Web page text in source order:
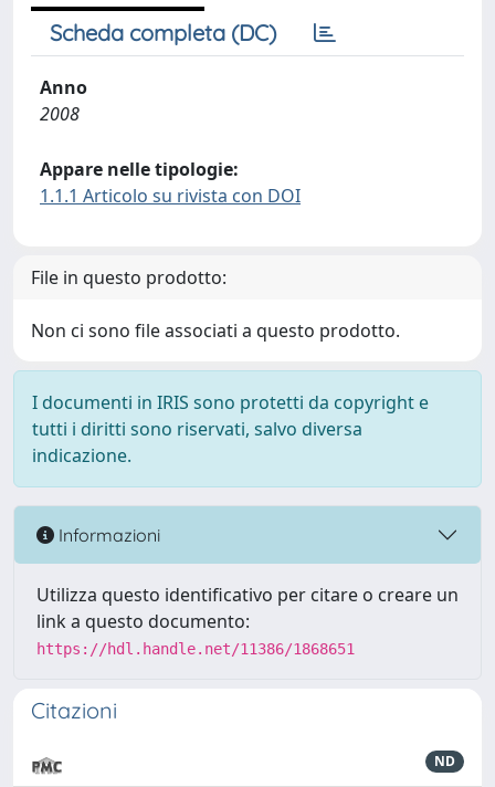
Scheda completa (DC)
Anno
2008
Appare nelle tipologie:
1.1.1 Articolo su rivista con DOI
File in questo prodotto:
Non ci sono file associati a questo prodotto.
I documenti in IRIS sono protetti da copyright e
tutti i diritti sono riservati, salvo diversa
indicazione.
Informazioni
Utilizza questo identificativo per citare o creare un
link a questo documento:
https://hdl.handle.net/11386/1868651
Citazioni
ND